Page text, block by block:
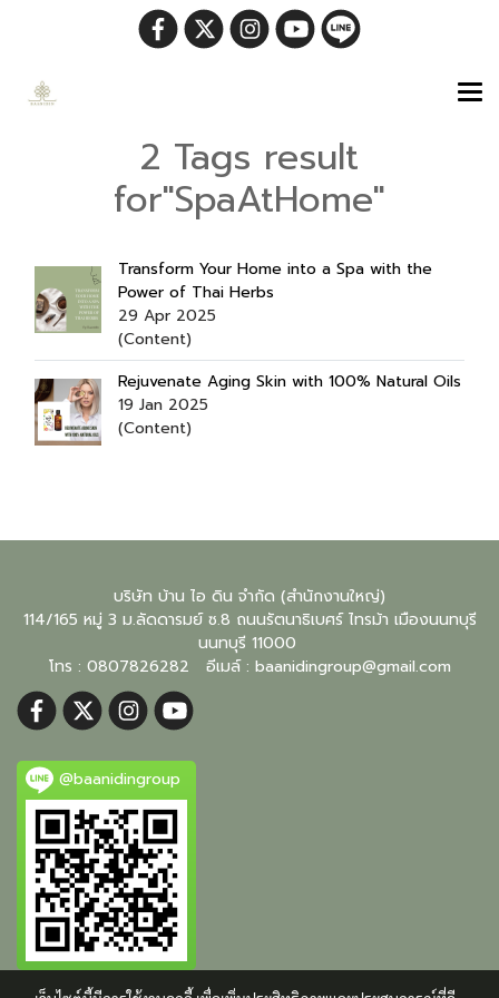
2 Tags result
for"SpaAtHome"
Transform Your Home into a Spa with the
Power of Thai Herbs
29 Apr 2025
(Content)
Rejuvenate Aging Skin with 100% Natural Oils
19 Jan 2025
(Content)
บริษัท บ้าน ไอ ดิน จำกัด (สำนักงานใหญ่)
114/165 หมู่ 3 ม.ลัดดารมย์ ซ.8 ถนนรัตนาธิเบศร์ ไทรม้า เมืองนนทบุรี
นนทบุรี 11000
โทร : 0807826282 อีเมล์ : baanidingroup@gmail.com
@baanidingroup